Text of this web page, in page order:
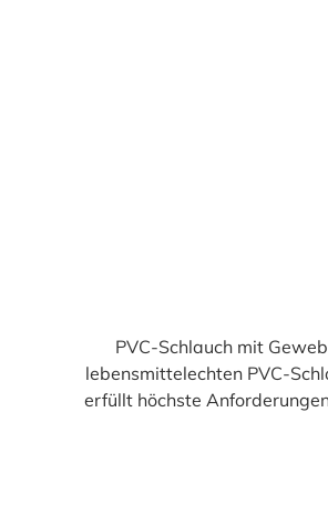
Durchschnittliche Bewertung
PVC-Schlauch mit
lebensmittelechten PVC-
erfüllt höchste
einer Innenseele und